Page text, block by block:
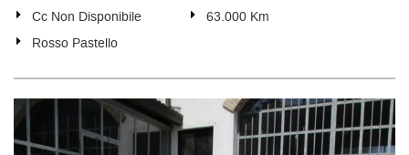
Cc Non Disponibile
63.000 Km
Rosso Pastello